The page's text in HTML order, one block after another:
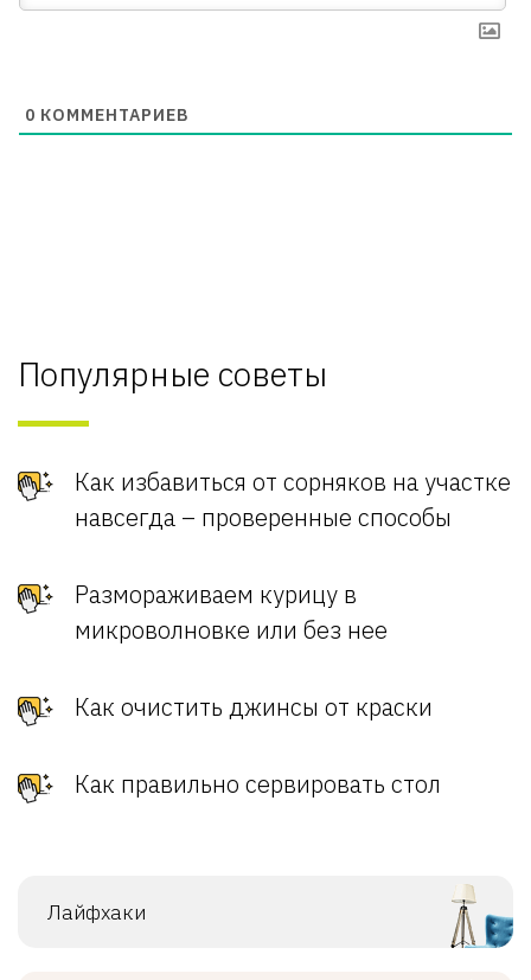
0 КОММЕНТАРИЕВ
Популярные советы
Как избавиться от сорняков на участке
навсегда – проверенные способы
Размораживаем курицу в
микроволновке или без нее
Как очистить джинсы от краски
Как правильно сервировать стол
Лайфхаки